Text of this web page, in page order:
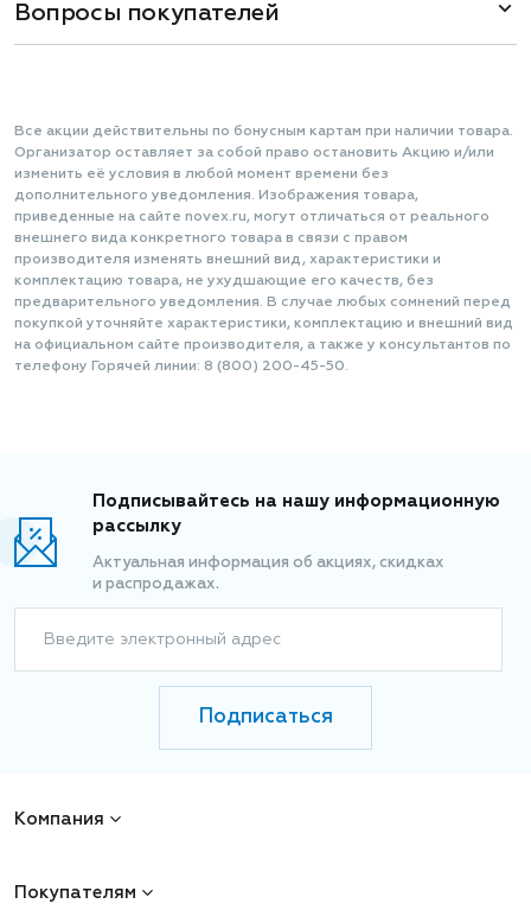
Вопросы покупателей
Все акции действительны по бонусным картам при наличии товара.
Организатор оставляет за собой право остановить Акцию и/или
изменить её условия в любой момент времени без
дополнительного уведомления. Изображения товара,
приведенные на сайте novex.ru, могут отличаться от реального
внешнего вида конкретного товара в связи с правом
производителя изменять внешний вид, характеристики и
комплектацию товара, не ухудшающие его качеств, без
предварительного уведомления. В случае любых сомнений перед
покупкой уточняйте характеристики, комплектацию и внешний вид
на официальном сайте производителя, а также у консультантов по
телефону Горячей линии: 8 (800) 200-45-50.
Подписывайтесь на нашу информационную
рассылку
Актуальная информация об акциях, скидках
и распродажах.
Введите электронный адрес
Подписаться
Компания
Покупателям